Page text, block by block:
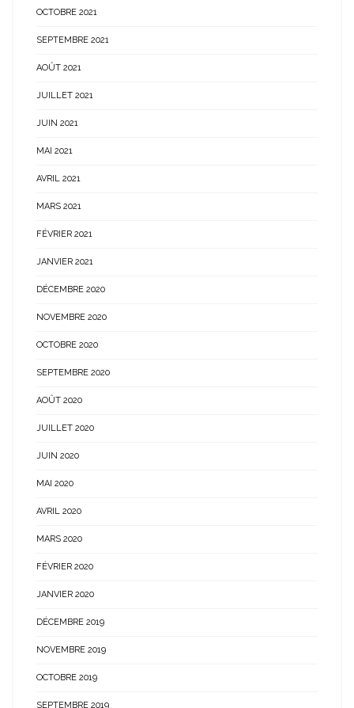
OCTOBRE 2021
SEPTEMBRE 2021
AOÛT 2021
JUILLET 2021
JUIN 2021
MAI 2021
AVRIL 2021
MARS 2021
FÉVRIER 2021
JANVIER 2021
DÉCEMBRE 2020
NOVEMBRE 2020
OCTOBRE 2020
SEPTEMBRE 2020
AOÛT 2020
JUILLET 2020
JUIN 2020
MAI 2020
AVRIL 2020
MARS 2020
FÉVRIER 2020
JANVIER 2020
DÉCEMBRE 2019
NOVEMBRE 2019
OCTOBRE 2019
SEPTEMBRE 2019